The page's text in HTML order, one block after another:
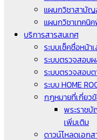
แผนกวิชาสามั
แผนกวิชาเทคนิ
บริการสารสนเทศ
ระบบเช็คชื่อหน้า
ระบบตรวจสอบ
ระบบตรวจสอบ
ระบบ HOME
กฎหมายที่เกี่ยว
พระราช
เพิ่มเติม
ดาวน์โหลดเอกส